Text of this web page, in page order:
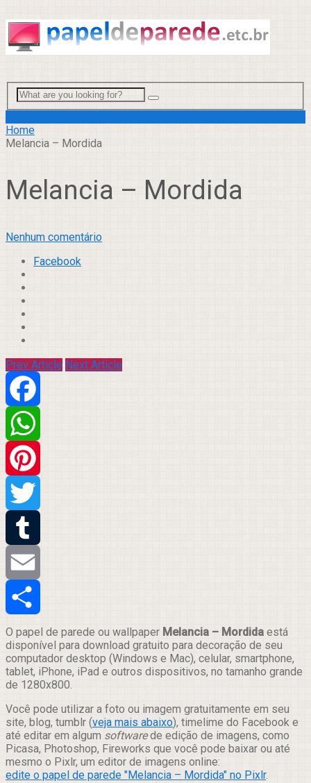
Home
Melancia – Mordida
Melancia – Mordida
Nenhum comentário
Facebook
Prev Article Next Article
Facebook
WhatsApp
Pinterest
Twitter
Tumblr
Email
Compartilhar
O papel de parede ou wallpaper Melancia – Mordida está
disponível para download gratuito para decoração de seu
computador desktop (Windows e Mac), celular, smartphone,
tablet, iPhone, iPad e outros dispositivos, no tamanho grande
de 1280x800.
Você pode utilizar a foto ou imagem gratuitamente em seu
site, blog, tumblr (veja mais abaixo), timelime do Facebook e
até editar em algum softwarede edição de imagens, como
Picasa, Photoshop, Fireworks que você pode baixar ou até
mesmo o Pixlr, um editor de imagens online:
edite o papel de parede "Melancia – Mordida" no Pixlr.